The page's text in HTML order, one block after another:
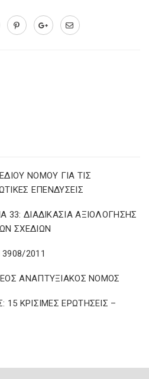
ΝΟΜΟΥ ΓΙΑ ΤΙΣ
ΕΠΕΝΔΥΣΕΙΣ
33: ΔΙΑΔΙΚΑΣΙΑ ΑΞΙΟΛΟΓΗΣΗΣ
ΣΧΕΔΙΩΝ
2011
ΑΝΑΠΤΥΞΙΑΚΟΣ ΝΟΜΟΣ
ΚΡΙΣΙΜΕΣ ΕΡΩΤΗΣΕΙΣ –